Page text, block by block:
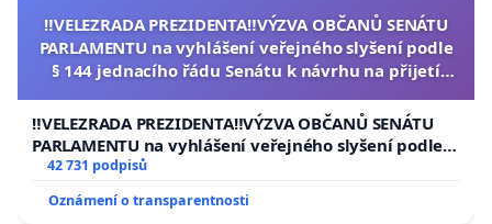
‼️VELEZRADA PREZIDENTA‼️VÝZVA OBČANŮ SENÁTU
PARLAMENTU na vyhlášení veřejného slyšení podle
§ 144 jednacího řádu Senátu k návrhu na přijetí
republiky
‼️VELEZRADA PREZIDENTA‼️VÝZVA OBČANŮ SENÁTU
PARLAMENTU na vyhlášení veřejného slyšení podle §
144 jednacího řádu Senátu k návrhu na přijetí
usnesení k podání ústavní žaloby na prezidenta
republiky
42 731 podpisů
Oznámení o transparentnosti